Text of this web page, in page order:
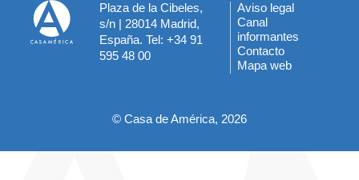
Plaza de la Cibeles,
s/n | 28014 Madrid,
España. Tel: +34 91
595 48 00
Menú
del
pie
Aviso legal
Canal
informantes
Contacto
Mapa web
© Casa de América, 2026